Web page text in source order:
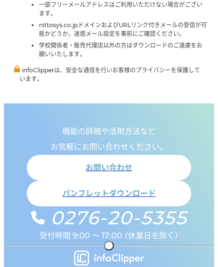
一部フリーメールアドレスはご利用いただけない場合がござい
ます。
nittosys.co.jpドメインおよびURLリンク付きメールの受信が可
能かどうか、迷惑メール設定を事前にご確認ください。
学校関係者・販売代理店以外の方はダウンロードのご遠慮をお
願いいたします。
infoClipperは、安全な通信を行いお客様のプライバシーを保護して
います。
機能の詳細や活用方法など
お気軽にお問い合わせください。
お問い合わせ
パンフレットダウンロード
0276-20-5355
受付時間 9:00 ～ 17:00 （休業日を除く）